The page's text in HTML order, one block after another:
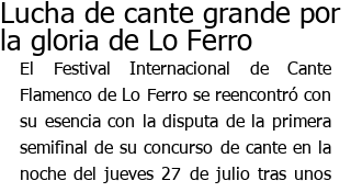
Lucha de cante grande por
la gloria de Lo Ferro
El Festival Internacional de Cante
Flamenco de Lo Ferro se reencontró con
su esencia con la disputa de la primera
semifinal de su concurso de cante en la
noche del jueves 27 de julio tras unos